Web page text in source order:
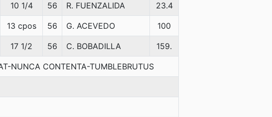
10 1/4 56 R. FUENZALIDA 23.4
13 cpos 56 G. ACEVEDO 100
17 1/2 56 C. BOBADILLA 159.
NUNCA CONTENTA-TUMBLEBRUTUS